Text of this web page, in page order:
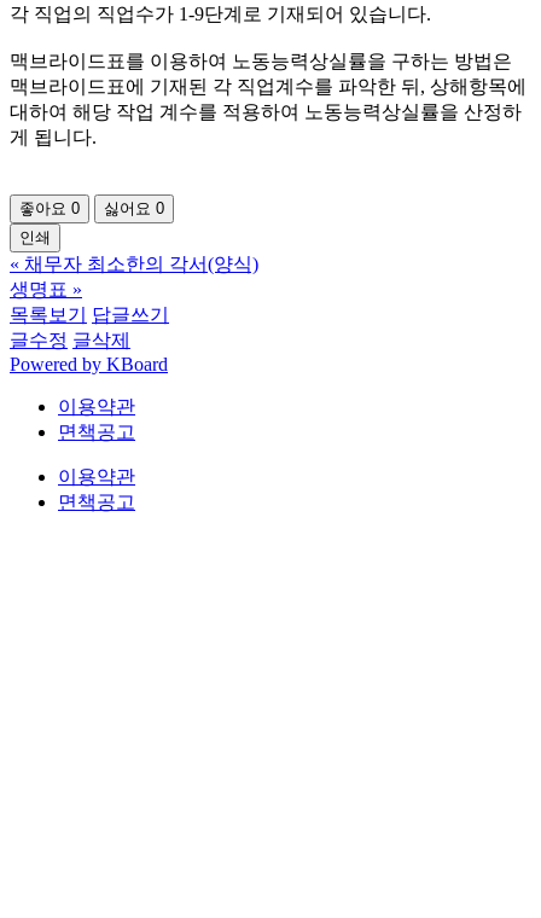
각 직업의 직업수가 1-9단계로 기재되어 있습니다.
맥브라이드표를 이용하여 노동능력상실률을 구하는 방법은
맥브라이드표에 기재된 각 직업계수를 파악한 뒤, 상해항목에
대하여 해당 작업 계수를 적용하여 노동능력상실률을 산정하
게 됩니다.
좋아요 0 싫어요 0
인쇄
« 채무자 최소한의 각서(양식)
생명표 »
목록보기
답글쓰기
글수정 글삭제
Powered by KBoard
이용약관
면책공고
이용약관
면책공고